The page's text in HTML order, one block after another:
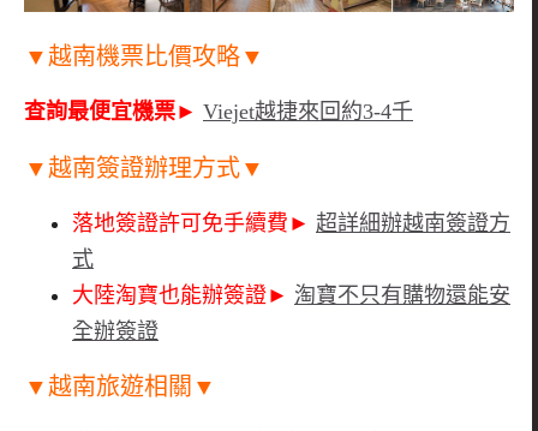
▼越南機票比價攻略▼
查詢最便宜機票► Viejet越捷來回約3-4千
▼越南簽證辦理方式▼
落地簽證許可免手續費► 超詳細辦越南簽證方
式
大陸淘寶也能辦簽證► 淘寶不只有購物還能安
全辦簽證
▼越南旅遊相關▼